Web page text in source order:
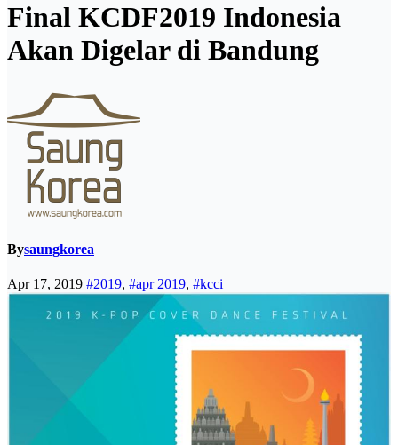
Final KCDF2019 Indonesia
Akan Digelar di Bandung
Bysaungkorea
Apr 17, 2019 #2019, #apr 2019, #kcci